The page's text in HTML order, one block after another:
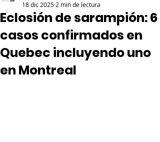
Eclosión de sarampión: 6
casos confirmados en
Quebec incluyendo uno
en Montreal
18 dic 2025 2 min de lectura